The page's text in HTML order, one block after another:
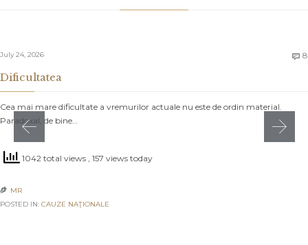
July 24, 2026  8
Dificultatea
Cea mai mare dificultate a vremurilor actuale nu este de ordin material.
Paradoxal, de bine…
1042 total views , 157 views today
 MR
POSTED IN: CAUZE NAŢIONALE